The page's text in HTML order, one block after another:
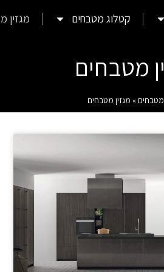
קטלוג מטבחים
מגזין
מטבחים
» מגזין מטבחים